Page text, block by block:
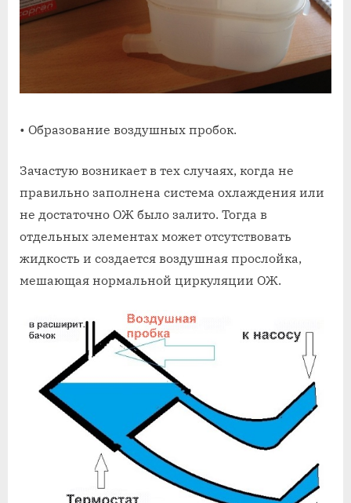
• Образование воздушных пробок.
Зачастую возникает в тех случаях, когда не
правильно заполнена система охлаждения или
не достаточно ОЖ было залито. Тогда в
отдельных элементах может отсутствовать
жидкость и создается воздушная прослойка,
мешающая нормальной циркуляции ОЖ.